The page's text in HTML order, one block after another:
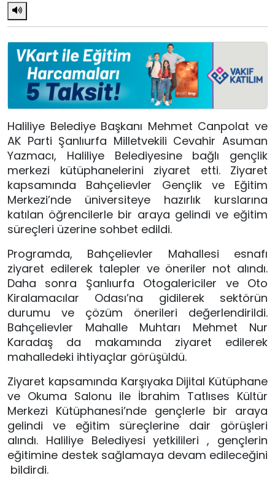
Haliliye Belediye Başkanı Mehmet Canpolat ve
AK Parti Şanlıurfa Milletvekili Cevahir Asuman
Yazmacı, Haliliye Belediyesine bağlı gençlik
merkezi kütüphanelerini ziyaret etti. Ziyaret
kapsamında Bahçelievler Gençlik ve Eğitim
Merkezi’nde üniversiteye hazırlık kurslarına
katılan öğrencilerle bir araya gelindi ve eğitim
süreçleri üzerine sohbet edildi.
Programda, Bahçelievler Mahallesi esnafı
ziyaret edilerek talepler ve öneriler not alındı.
Daha sonra Şanlıurfa Otogalericiler ve Oto
Kiralamacılar Odası’na gidilerek sektörün
durumu ve çözüm önerileri değerlendirildi.
Bahçelievler Mahalle Muhtarı Mehmet Nur
Karadaş da makamında ziyaret edilerek
mahalledeki ihtiyaçlar görüşüldü.
Ziyaret kapsamında Karşıyaka Dijital Kütüphane
ve Okuma Salonu ile İbrahim Tatlıses Kültür
Merkezi Kütüphanesi’nde gençlerle bir araya
gelindi ve eğitim süreçlerine dair görüşleri
alındı. Haliliye Belediyesi yetkilileri , gençlerin
eğitimine destek sağlamaya devam edileceğini
bildirdi.